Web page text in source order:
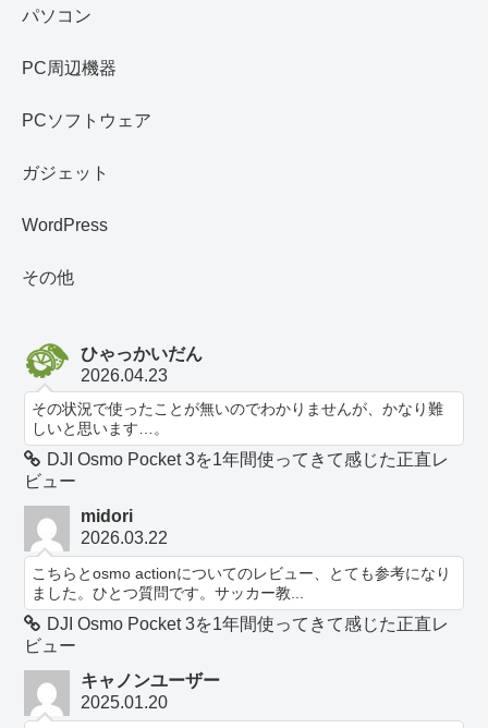
パソコン
PC周辺機器
PCソフトウェア
ガジェット
WordPress
その他
ひゃっかいだん
2026.04.23
その状況で使ったことが無いのでわかりませんが、かなり難
しいと思います…。
DJI Osmo Pocket 3を1年間使ってきて感じた正直レ
ビュー
midori
2026.03.22
こちらとosmo actionについてのレビュー、とても参考になり
ました。ひとつ質問です。サッカー教...
DJI Osmo Pocket 3を1年間使ってきて感じた正直レ
ビュー
キャノンユーザー
2025.01.20